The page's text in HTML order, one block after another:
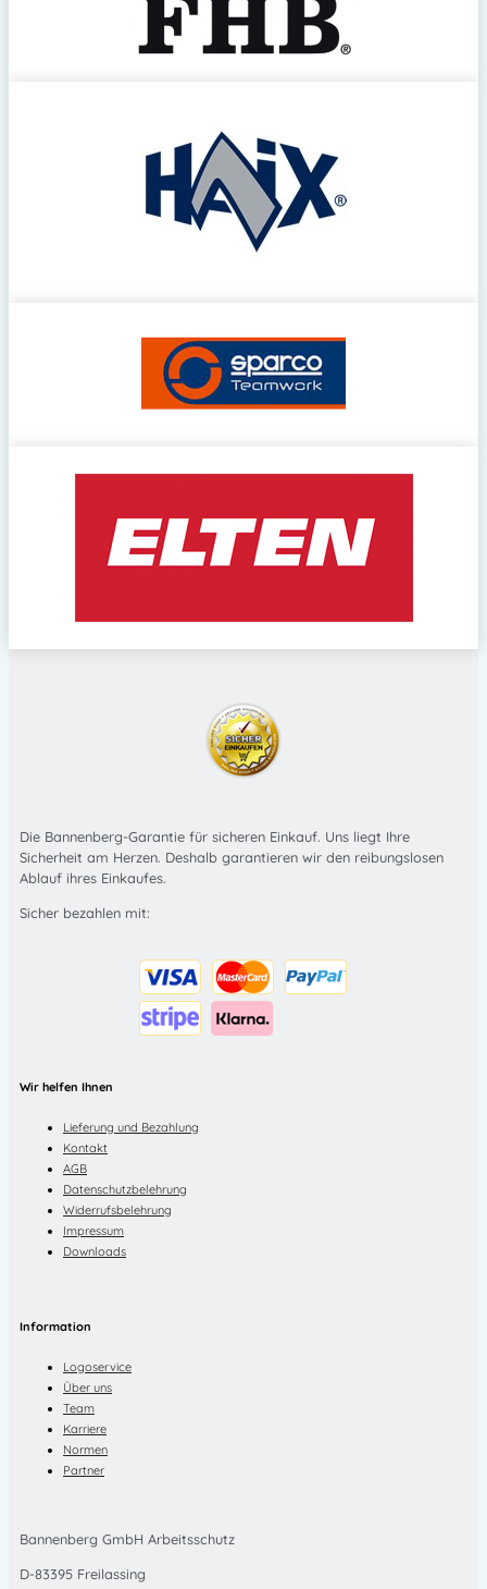
Die Bannenberg-Garantie für sicheren Einkauf. Uns liegt Ihre
Sicherheit am Herzen. Deshalb garantieren wir den reibungslosen
Ablauf ihres Einkaufes.
Sicher bezahlen mit:
Wir helfen Ihnen
Lieferung und Bezahlung
Kontakt
AGB
Datenschutzbelehrung
Widerrufsbelehrung
Impressum
Downloads
Information
Logoservice
Über uns
Team
Karriere
Normen
Partner
Bannenberg GmbH Arbeitsschutz
D-83395 Freilassing